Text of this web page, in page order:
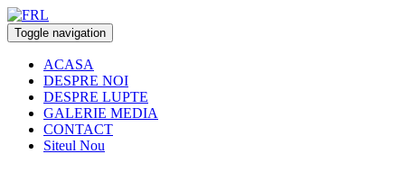
Toggle navigation
ACASA
DESPRE NOI
DESPRE LUPTE
GALERIE MEDIA
CONTACT
Siteul Nou